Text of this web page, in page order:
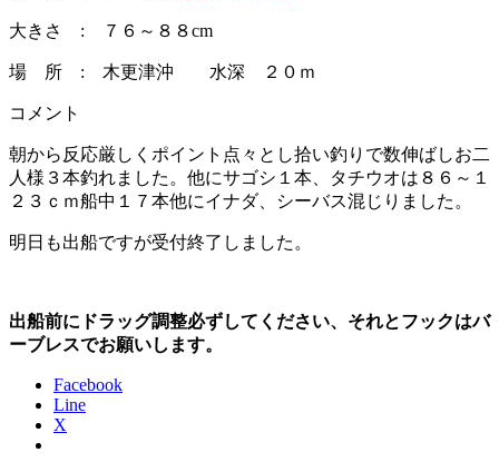
大きさ : ７６～８８cm
場 所 : 木更津沖 水深 ２０ｍ
コメント
朝から反応厳しくポイント点々とし拾い釣りで数伸ばしお二
人様３本釣れました。他にサゴシ１本、タチウオは８６～１
２３ｃｍ船中１７本他にイナダ、シーバス混じりました。
明日も出船ですが受付終了しました。
出船前にドラッグ調整必ずしてください、それとフックはバ
ーブレスでお願いします。
Facebook
Line
X